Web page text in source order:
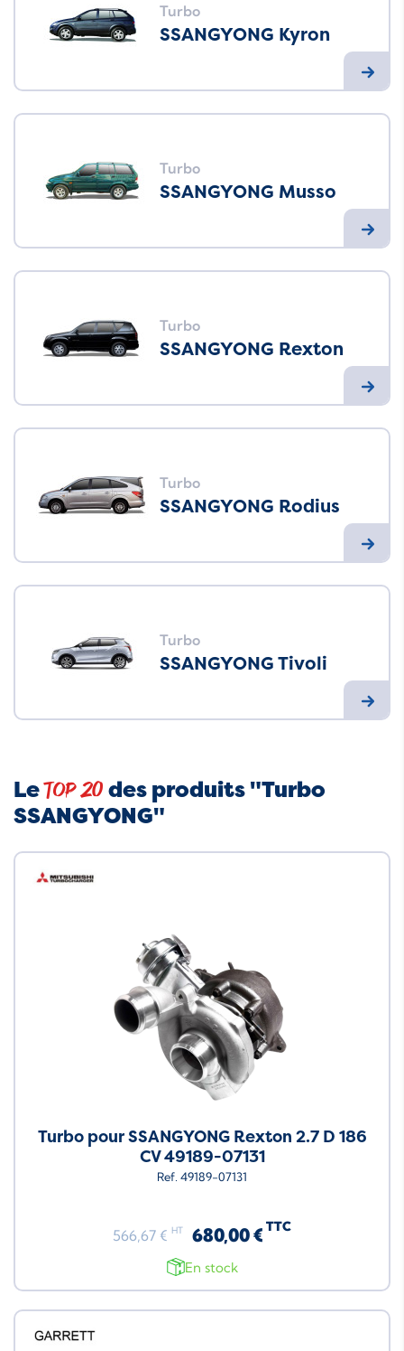
Turbo
SSANGYONG Kyron
Turbo
SSANGYONG Musso
Turbo
SSANGYONG Rexton
Turbo
SSANGYONG Rodius
Turbo
SSANGYONG Tivoli
LeTop 20 des produits "Turbo
SSANGYONG"
Turbo pour SSANGYONG Rexton 2.7 D 186
CV 49189-07131
Ref. 49189-07131
566,67 € HT 680,00 € TTC
En stock